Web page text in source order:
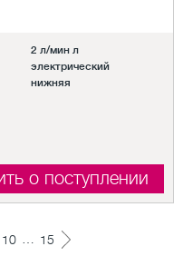
2 л/мин л
электрический
нижняя
о поступлении
10 15